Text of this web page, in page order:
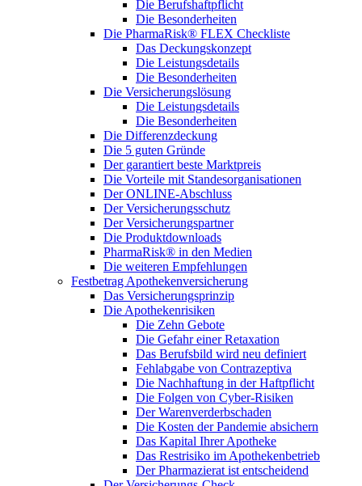
Die Berufshaftpflicht
Die Besonderheiten
Die PharmaRisk® FLEX Checkliste
Das Deckungskonzept
Die Leistungsdetails
Die Besonderheiten
Die Versicherungslösung
Die Leistungsdetails
Die Besonderheiten
Die Differenzdeckung
Die 5 guten Gründe
Der garantiert beste Marktpreis
Die Vorteile mit Standesorganisationen
Der ONLINE-Abschluss
Der Versicherungsschutz
Der Versicherungspartner
Die Produktdownloads
PharmaRisk® in den Medien
Die weiteren Empfehlungen
Festbetrag Apothekenversicherung
Das Versicherungsprinzip
Die Apothekenrisiken
Die Zehn Gebote
Die Gefahr einer Retaxation
Das Berufsbild wird neu definiert
Fehlabgabe von Contrazeptiva
Die Nachhaftung in der Haftpflicht
Die Folgen von Cyber-Risiken
Der Warenverderbschaden
Die Kosten der Pandemie absichern
Das Kapital Ihrer Apotheke
Das Restrisiko im Apothekenbetrieb
Der Pharmazierat ist entscheidend